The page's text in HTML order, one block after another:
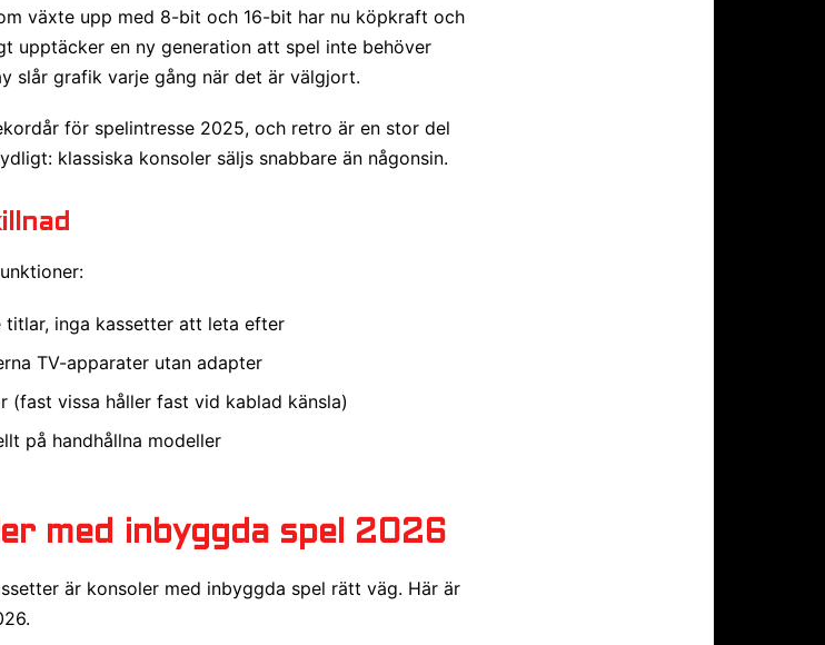
växte upp med 8-bit och 16-bit har nu köpkraft och
upptäcker en ny generation att spel inte behöver
slår grafik varje gång när det är välgjort.
för spelintresse 2025, och retro är en stor del
klassiska konsoler säljs snabbare än någonsin.
inga kassetter att leta efter
TV-apparater utan adapter
(fast vissa håller fast vid kablad känsla)
på handhållna modeller
med inbyggda spel 2026
är konsoler med inbyggda spel rätt väg. Här är